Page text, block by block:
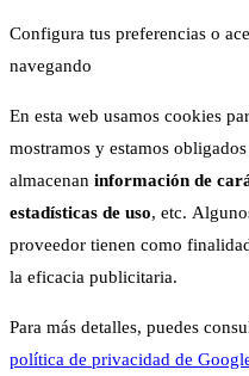
Configura tus preferencias o
navegando
En esta web usamos cookies
mostramos y estamos
almacenan información de
estadísticas de uso, etc.
proveedor tienen como
la eficacia publicitaria.
Para más detalles, puedes
política de privacidad de